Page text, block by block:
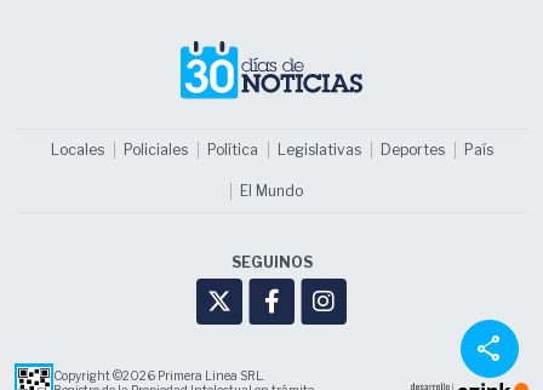
share
Locales Policiales Política Legislativas Deportes País
El Mundo
SEGUINOS
Copyright ©2026 Primera Linea SRL.